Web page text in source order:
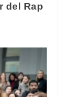
del Rap